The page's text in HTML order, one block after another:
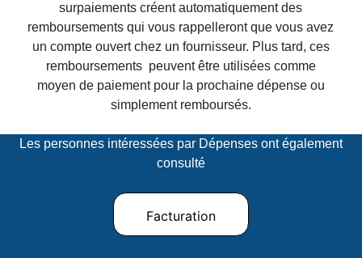
surpaiements créent automatiquement des
remboursements qui vous rappelleront que vous avez
un compte ouvert chez un fournisseur. Plus tard, ces
remboursements peuvent être utilisées comme
moyen de paiement pour la prochaine dépense ou
simplement remboursés.
Les personnes intéressées par Dépenses ont également
consulté
Facturation